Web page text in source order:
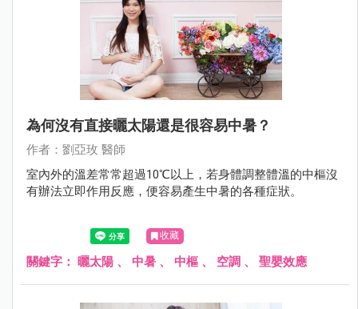
為何沒有直接曬太陽還是很容易中暑？
作者：劉亞玫 醫師
室內外的溫差常常超過10℃以上，若身體調整體溫的中樞沒
有辦法立即作用反應，便容易產生中暑的各種症狀。
收藏
關鍵字： 曬太陽 、 中暑 、 中樞 、 空調 、 聖嬰效應